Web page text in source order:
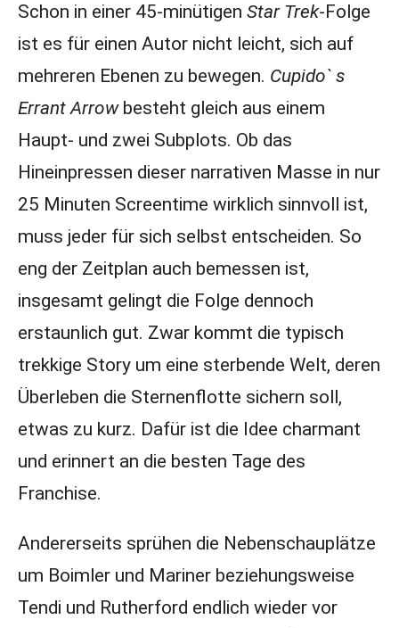
Schon in einer 45-minütigen Star Trek-Folge
ist es für einen Autor nicht leicht, sich auf
mehreren Ebenen zu bewegen. Cupido` s
Errant Arrowbesteht gleich aus einem
Haupt- und zwei Subplots. Ob das
Hineinpressen dieser narrativen Masse in nur
25 Minuten Screentime wirklich sinnvoll ist,
muss jeder für sich selbst entscheiden. So
eng der Zeitplan auch bemessen ist,
insgesamt gelingt die Folge dennoch
erstaunlich gut. Zwar kommt die typisch
trekkige Story um eine sterbende Welt, deren
Überleben die Sternenflotte sichern soll,
etwas zu kurz. Dafür ist die Idee charmant
und erinnert an die besten Tage des
Franchise.
Andererseits sprühen die Nebenschauplätze
um Boimler und Mariner beziehungsweise
Tendi und Rutherford endlich wieder vor